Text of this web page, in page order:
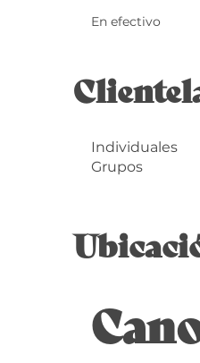
En efectivo
Individuales
Grupos